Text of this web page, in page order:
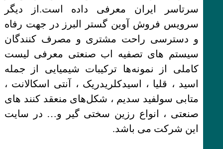
سرتاسر ایران معرفی داده است.از دیگر
سرویس فروش آوین گستر البرز در جهت رفاه
و دسترسی راحت مشتری و مصرف کنندگان
سیستم های تصفیه اب صنعتی معرفی لیست
کاملی از نمونه‌ها ترکیبات شیمیایی از جمله
اسید ، قلیا ، اسیدکلریدریک ، آنتی اسکالانت ،
متابی سولفید سدیم ، شکل‌های منعقد کنند های
صنعتی ، انواع رزین سختی گیر و… در سایت
این شرکت می باشد.